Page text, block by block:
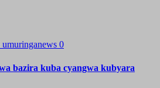
umuringanews 0
bazira kuba cyangwa kubyara